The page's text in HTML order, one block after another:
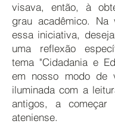
visava, então, à
grau acadêmico. Na
essa iniciativa,
uma reflexão
tema "Cidadania e
em nosso modo de
iluminada com a
antigos, a
ateniense.